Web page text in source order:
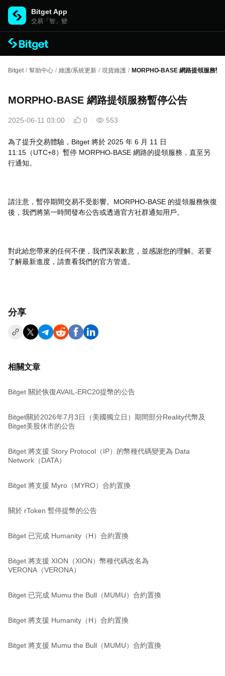
Bitget App
交易「智」變
Bitget / 幫助中心 / 維護/系統更新 / 現貨維護 / MORPHO-BASE 網路提領服務暫
MORPHO-BASE 網路提領服務暫停公告
2025-06-11 03:00 0 553
為了提升交易體驗，Bitget 將於 2025 年 6 月 11 日
11:15（UTC+8）暫停 MORPHO-BASE 網路的提領服務，直至另
行通知。
請注意，暫停期間交易不受影響。MORPHO-BASE 的提領服務恢復
後，我們將第一時間發布公告或透過官方社群通知用戶。
對此給您帶來的任何不便，我們深表歉意，並感謝您的理解。若要
了解最新進度，請查看我們的官方管道。
分享
相關文章
Bitget 關於恢復AVAIL-ERC20提幣的公告
Bitget關於2026年7月3日（美國獨立日）期間部分Reality代幣及
Bitget美股休市的公告
Bitget 將支援 Story Protocol（IP）的幣種代碼變更為 Data
Network（DATA）
Bitget 將支援 Myro（MYRO）合約置換
關於 rToken 暫停提幣的公告
Bitget 已完成 Humanity（H）合約置換
Bitget 將支援 XION（XION）幣種代碼改名為
VERONA（VERONA）
Bitget 已完成 Mumu the Bull（MUMU）合約置換
Bitget 將支援 Humanity（H）合約置換
Bitget 將支援 Mumu the Bull（MUMU）合約置換